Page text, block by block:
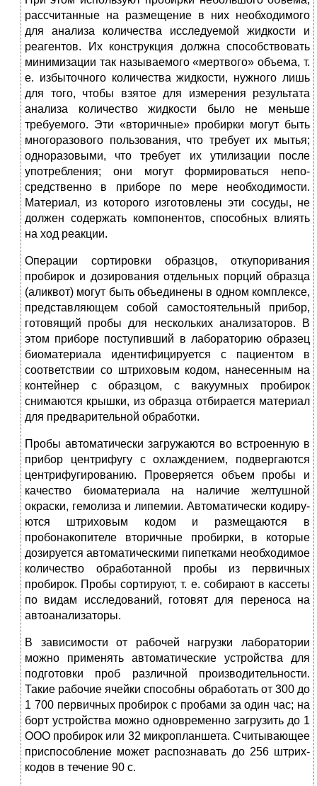
рассчитанные на размещение в них необхо­димого
для анализа количества исследуемой жидкости и
реаген­тов. Их конструкция должна способствовать
минимизации так на­зываемого «мертвого» объема, т.
е. избыточного количества жид­кости, нужного лишь
для того, чтобы взятое для измерения результата
анализа количество жидкости было не меньше
требуе­мого. Эти «вторичные» пробирки могут быть
многоразового пользо­вания, что требует их мытья;
одноразовыми, что требует их ути­лизации после
употребления; они могут формироваться непо­
средственно в приборе по мере необходимости.
Материал, из ко­торого изготовлены эти сосуды, не
должен содержать компонен­тов, способных влиять
на ход реакции.
Операции сортировки образцов, откупоривания
пробирок и дозирования отдельных порций образца
(аликвот) могут быть объе­динены в одном комплексе,
представляющем собой самостоятель­ный прибор,
готовящий пробы для нескольких анализаторов. В
этом приборе поступивший в лабораторию образец
биоматериа­ла идентифицируется с пациентом в
соответствии со штриховым кодом, нанесенным на
контейнер с образцом, с вакуумных про­бирок
снимаются крышки, из образца отбирается материал
для предварительной обработки.
Пробы автоматически загружаются во встроенную в
прибор центрифугу с охлаждением, подвергаются
центрифугированию. Проверяется объем пробы и
качество биоматериала на наличие желтушной
окраски, гемолиза и липемии. Автоматически кодиру­
ются штриховым кодом и размещаются в
пробонакопителе вто­ричные пробирки, в которые
дозируется автоматическими пи­петками необходимое
количество обработанной пробы из первич­ных
пробирок. Пробы сортируют, т. е. собирают в кассеты
по ви­дам исследований, готовят для переноса на
автоанализаторы.
В зависимости от рабочей нагрузки лаборатории
можно приме­нять автоматические устройства для
подготовки проб различной производительности.
Такие рабочие ячейки способны обработать от 300 до
1 700 первичных пробирок с пробами за один час; на
борт устройства можно одновременно загрузить до 1
ООО проби­рок или 32 микропланшета. Считывающее
приспособление может распознавать до 256 штрих-
кодов в течение 90 с.